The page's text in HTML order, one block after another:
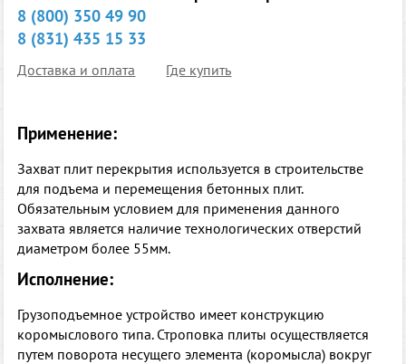
8 (800) 350 49 90
8 (831) 435 15 33
Доставка и оплата Где купить
Применение:
Захват плит перекрытия используется в строительстве
для подъема и перемещения бетонных плит.
Обязательным условием для применения данного
захвата является наличие технологических отверстий
диаметром более 55мм.
Исполнение:
Грузоподъемное устройство имеет конструкцию
коромыслового типа. Строповка плиты осуществляется
путем поворота несущего элемента (коромысла) вокруг